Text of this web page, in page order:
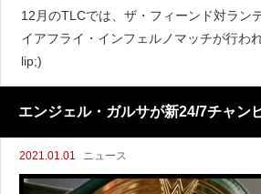
12月のTLCでは、ザ・フィーンド対ラン
イアフライ・インフェルノマッチが行わ
lip;)
エンジェル・ガルサが新24/7チャン
2021.01.01 ニュース